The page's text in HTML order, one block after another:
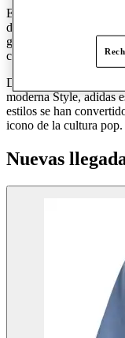
El logotipo de adidas
deportivo de calidad en
golf, adidas utiliza la
clientes una ventaja
Desde estilos retro
moderna Style, adidas
estilos se han
icono de la cultura pop.
Nuevas